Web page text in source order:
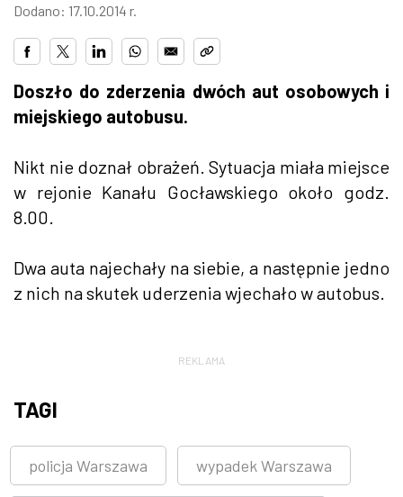
Dodano: 17.10.2014 r.
Doszło do zderzenia dwóch aut osobowych i
miejskiego autobusu.
Nikt nie doznał obrażeń. Sytuacja miała miejsce
w rejonie Kanału Gocławskiego około godz.
8.00.
Dwa auta najechały na siebie, a następnie jedno
z nich na skutek uderzenia wjechało w autobus.
REKLAMA
TAGI
policja Warszawa wypadek Warszawa